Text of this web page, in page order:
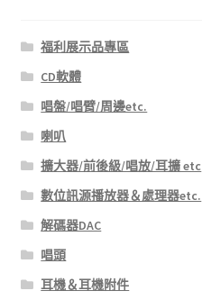
福利展示品專區
CD軟體
唱盤/唱臂/周邊etc.
喇叭
擴大器/前後級/唱放/耳擴 etc
數位訊源播放器＆處理器etc.
解碼器DAC
唱頭
耳機＆耳機附件